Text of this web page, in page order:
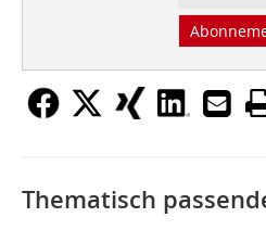
Thematisch